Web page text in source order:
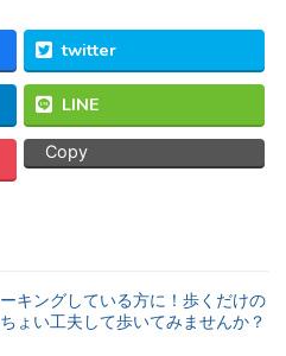
twitter
LINE
Copy
キングしている方に！歩くだけの
ょい工夫して歩いてみませんか？